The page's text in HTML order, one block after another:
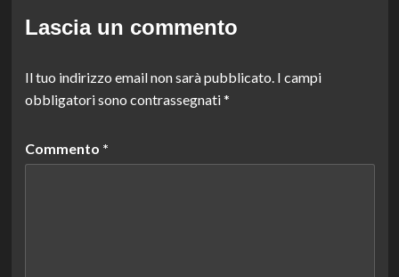
Lascia un commento
Il tuo indirizzo email non sarà pubblicato. I campi
obbligatori sono contrassegnati*
Commento *